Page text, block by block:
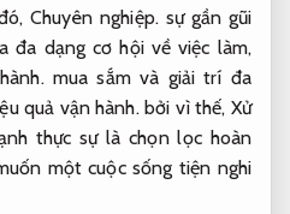
Chuyên nghiệp. sự gần gũi
đa dạng cơ hội về việc làm,
mua sắm và giải trí đa
quả vận hành. bởi vì thế, Xử
thực sự là chọn lọc hoàn
một cuộc sống tiện nghi